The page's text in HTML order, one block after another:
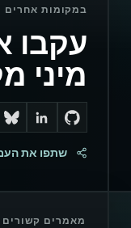
במקומות אחרים
עקבו
מיני
GitHub
שתפו את
מאמרים קשורים